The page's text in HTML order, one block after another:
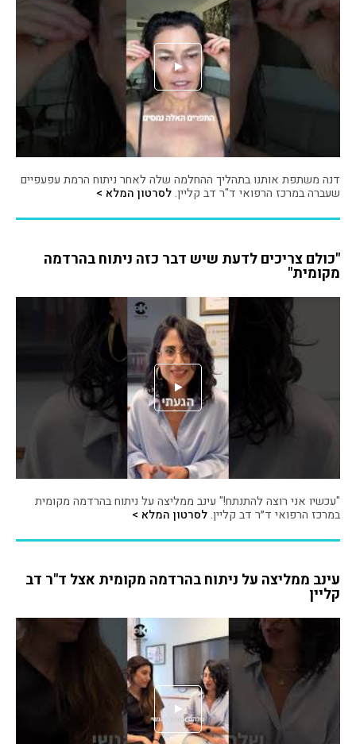
דנה משתפת אותנו בתהליך ההחלמה שלה לאחר ניתוח הרמת עפעפיים
שעברה במרכז הרפואי ד"ר דב קליין.לסרטון המלא >
"כולם צריכים לדעת שיש דבר כזה ניתוח בהרדמה
מקומית"
"עכשיו אני רוצה להתנתח!" עינב ממליצה על ניתוח בהרדמה מקומית
במרכז הרפואי ד״ר דב קליין.לסרטון המלא >
עינב ממליצה על ניתוח בהרדמה מקומית אצל ד"ר דב
קליין